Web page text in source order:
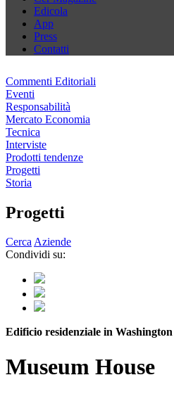
Edicola
App
Press
Contatti
Commenti Editoriali
Eventi
Responsabilità
Mercato Economia
Tecnica
Interviste
Prodotti tendenze
Progetti
Storia
Progetti
CercaAziende
Condividi su:
Edificio residenziale in
Museum House